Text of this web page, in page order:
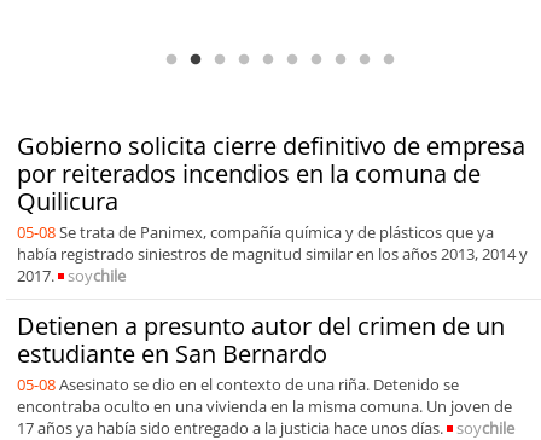
Gobierno solicita cierre definitivo de empresa
por reiterados incendios en la comuna de
Quilicura
05-08Se trata de Panimex, compañía química y de plásticos que ya
había registrado siniestros de magnitud similar en los años 2013, 2014 y
2017.
soychile
Detienen a presunto autor del crimen de un
estudiante en San Bernardo
05-08Asesinato se dio en el contexto de una riña. Detenido se
encontraba oculto en una vivienda en la misma comuna. Un joven de
17 años ya había sido entregado a la justicia hace unos días.
soychile